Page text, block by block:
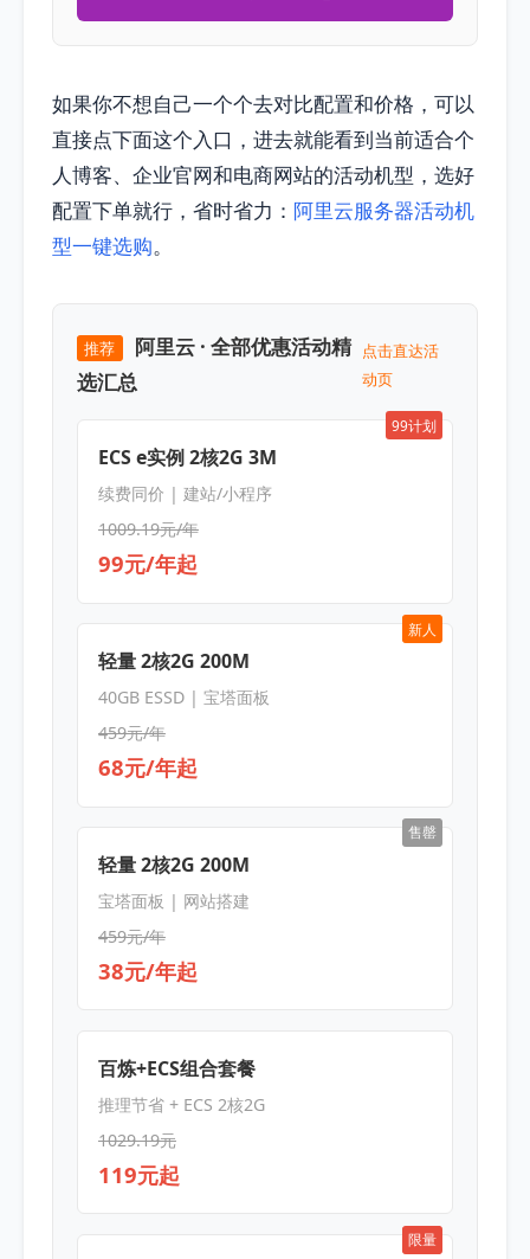
如果你不想自己一个个去对比配置和价格，可以
直接点下面这个入口，进去就能看到当前适合个
人博客、企业官网和电商网站的活动机型，选好
配置下单就行，省时省力： 阿里云服务器活动机
型一键选购。
推荐
阿里云 · 全部优惠活动精
选汇总
点击直达活
动页
99计划
ECS e实例 2核2G 3M
续费同价 | 建站/小程序
1009.19元/年
99元/年起
新人
轻量 2核2G 200M
40GB ESSD | 宝塔面板
459元/年
68元/年起
售罄
轻量 2核2G 200M
宝塔面板 | 网站搭建
459元/年
38元/年起
百炼+ECS组合套餐
推理节省 + ECS 2核2G
1029.19元
119元起
限量